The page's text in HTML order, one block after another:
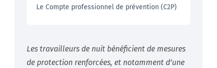
Le Compte professionnel de prévention (C2P)
Les travailleurs de nuit bénéficient de mesures
de protection renforcées, et notamment d’une